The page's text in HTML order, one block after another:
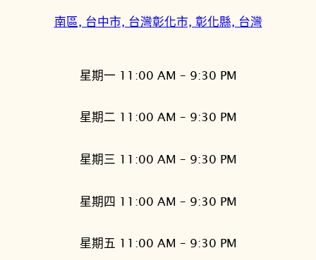
南區, 台中市, 台灣彰化市, 彰化縣, 台灣
星期一 11:00 AM – 9:30 PM
星期二 11:00 AM – 9:30 PM
星期三 11:00 AM – 9:30 PM
星期四 11:00 AM – 9:30 PM
星期五 11:00 AM – 9:30 PM